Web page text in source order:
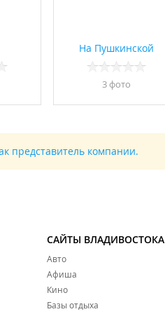
На Пушкинской
3 фото
представитель компании.
САЙТЫ ВЛАДИВОСТОКА
Авто
Афиша
Кино
Базы отдыха